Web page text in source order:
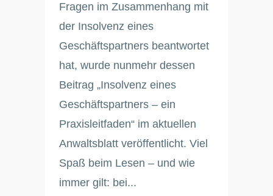
Fragen im Zusammenhang mit
der Insolvenz eines
Geschäftspartners beantwortet
hat, wurde nunmehr dessen
Beitrag „Insolvenz eines
Geschäftspartners – ein
Praxisleitfaden“ im aktuellen
Anwaltsblatt veröffentlicht. Viel
Spaß beim Lesen – und wie
immer gilt: bei...